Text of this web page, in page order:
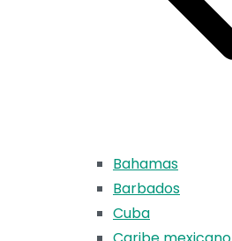
Bahamas
Barbados
Cuba